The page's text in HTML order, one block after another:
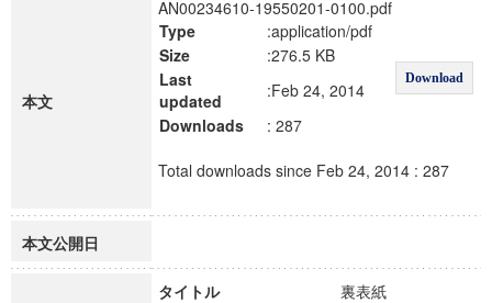
本文
AN00234610-19550201-0100.pdf
Type
:application/pdf
Download
Size
:276.5 KB
Last
updated
:Feb 24, 2014
Downloads
: 287
Total downloads since Feb 24, 2014 : 287
本文公開日
タイトル
裏表紙